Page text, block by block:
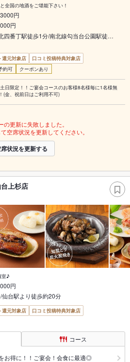
全国の地酒をご堪能下さい！
円
円
四番丁駅徒歩1分/南北線勾当台公園駅徒…
還元対象店
口コミ投稿特典対象店
約可 クーポンあり
日限定！！ご宴会コースのお客様8名様毎に1名様無
(金、祝前日はご利用不可)
の更新に失敗しました。
空席状況を更新してください。
状況を更新する
上杉店
室♪
円
台駅より徒歩約20分
還元対象店
口コミ投稿特典対象店
コース
お得に！！ご宴会！会食に最適◎